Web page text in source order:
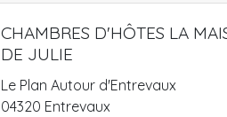
CHAMBRES D'HÔTES LA
DE JULIE
Le Plan Autour d'Entrevaux
04320 Entrevaux